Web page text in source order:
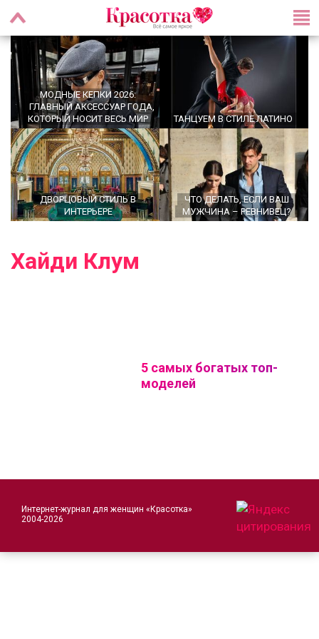
МОДНЫЕ КЕПКИ 2026:
ГЛАВНЫЙ АКСЕССУАР ГОДА,
КОТОРЫЙ НОСИТ ВЕСЬ МИР
ТАНЦУЕМ В СТИЛЕ ЛАТИНО
ДВОРЦОВЫЙ СТИЛЬ В
ИНТЕРЬЕРЕ
ЧТО ДЕЛАТЬ, ЕСЛИ ВАШ
МУЖЧИНА – РЕВНИВЕЦ?
Хайди Клум
5 самых богатых топ-
моделей
Интернет-журнал для женщин «Красотка»
2004-2026